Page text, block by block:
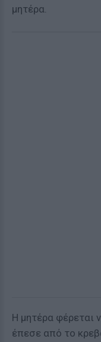
μητέρα.
Η μητέρα φέρεται
έπεσε από το